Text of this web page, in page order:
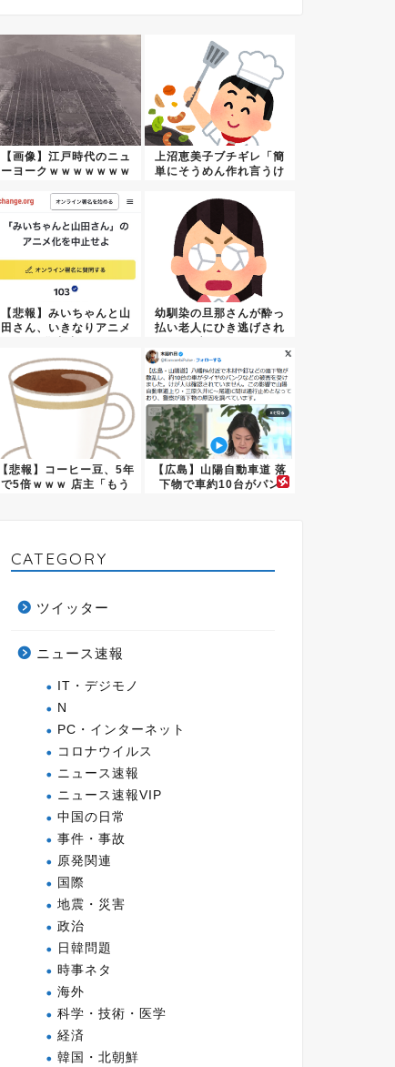
【画像】江戸時代のニュ
ーヨークｗｗｗｗｗｗｗ
上沼恵美子ブチギレ「簡
単にそうめん作れ言うけ
【悲報】みいちゃんと山
田さん、いきなりアニメ
幼馴染の旦那さんが酔っ
払い老人にひき逃げされ
【悲報】コーヒー豆、5年
で5倍ｗｗｗ 店主「もう
【広島】山陽自動車道 落
下物で車約10台がパン
CATEGORY
ツイッター
ニュース速報
IT・デジモノ
N
PC・インターネット
コロナウイルス
ニュース速報
ニュース速報VIP
中国の日常
事件・事故
原発関連
国際
地震・災害
政治
日韓問題
時事ネタ
海外
科学・技術・医学
経済
韓国・北朝鮮